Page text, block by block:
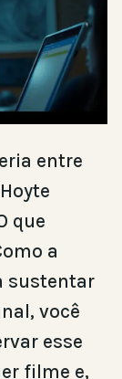
entre
que
a
sustentar
você
esse
filme e,